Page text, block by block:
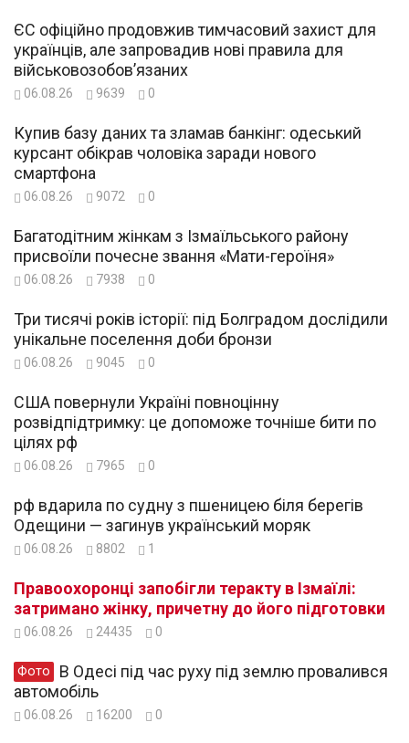
ЄС офіційно продовжив тимчасовий захист для
українців, але запровадив нові правила для
військовозобов’язаних
06.08.26 9639 0
Купив базу даних та зламав банкінг: одеський
курсант обікрав чоловіка заради нового
смартфона
06.08.26 9072 0
Багатодітним жінкам з Ізмаїльського району
присвоїли почесне звання «Мати-героїня»
06.08.26 7938 0
Три тисячі років історії: під Болградом дослідили
унікальне поселення доби бронзи
06.08.26 9045 0
США повернули Україні повноцінну
розвідпідтримку: це допоможе точніше бити по
цілях рф
06.08.26 7965 0
рф вдарила по судну з пшеницею біля берегів
Одещини — загинув український моряк
06.08.26 8802 1
Правоохоронці запобігли теракту в Ізмаїлі:
затримано жінку, причетну до його підготовки
06.08.26 24435 0
Фото
автомобіль
06.08.26 16200 0